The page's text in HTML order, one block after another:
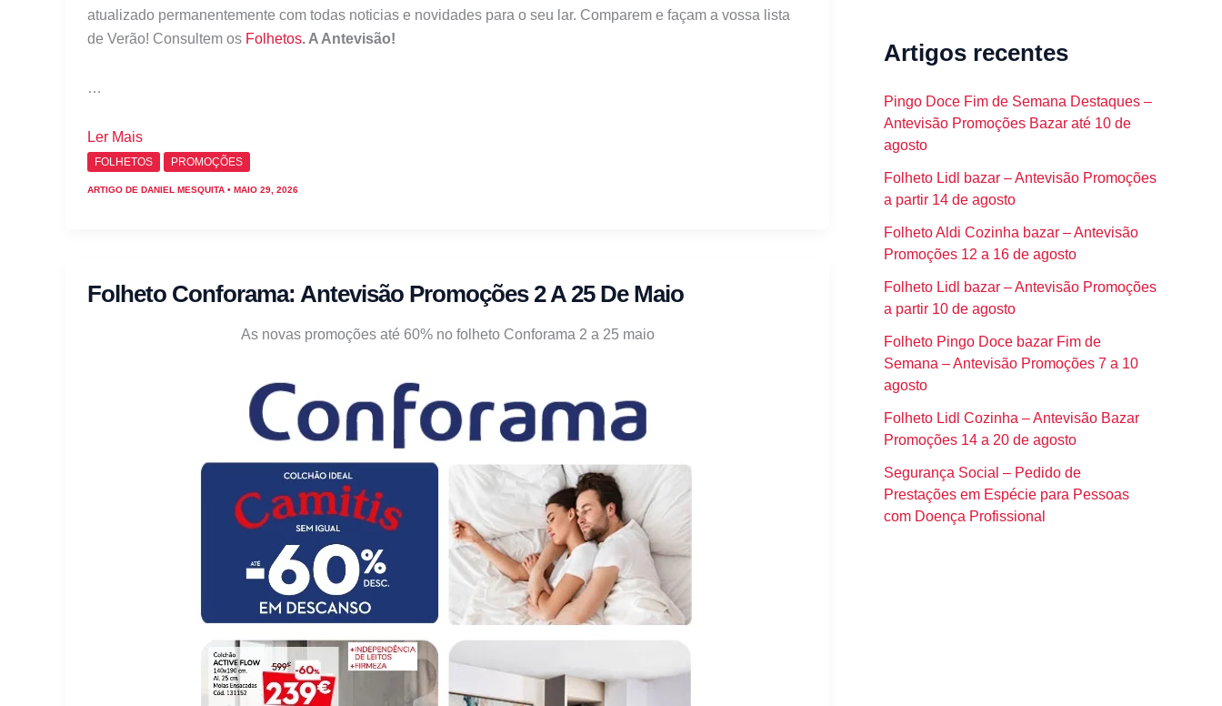
atualizado permanentemente com todas noticias e novidades para o seu lar. Comparem e façam a vossa lista
de Verão! Consultem os Folhetos. A Antevisão!
…
Folheto
Conforama
–
a
Ler Mais
FOLHETOS PROMOÇÕES
ARTIGO DE DANIEL MESQUITA • MAIO 29, 2026
Folheto Conforama: Antevisão Promoções 2 A 25 De Maio
As novas promoções até 60% no folheto Conforama 2 a 25 maio
Artigos recentes
Pingo Doce Fim de Semana Destaques –
Antevisão Promoções Bazar até 10 de
agosto
Folheto Lidl bazar – Antevisão Promoções
a partir 14 de agosto
Folheto Aldi Cozinha bazar – Antevisão
Promoções 12 a 16 de agosto
Folheto Lidl bazar – Antevisão Promoções
a partir 10 de agosto
Folheto Pingo Doce bazar Fim de
Semana – Antevisão Promoções 7 a 10
agosto
Folheto Lidl Cozinha – Antevisão Bazar
Promoções 14 a 20 de agosto
Segurança Social – Pedido de
Prestações em Espécie para Pessoas
com Doença Profissional